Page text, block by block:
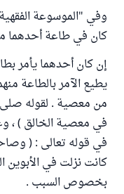
كان في طاعة أحدهما
إن كان أحدهما يأمر
يطيع الآمر بالطاعة
من معصية . لقوله صلى
في معصية الخالق ) ،
في قوله تعالى : (
كانت نزلت في الأبوين
بخصوص السبب .